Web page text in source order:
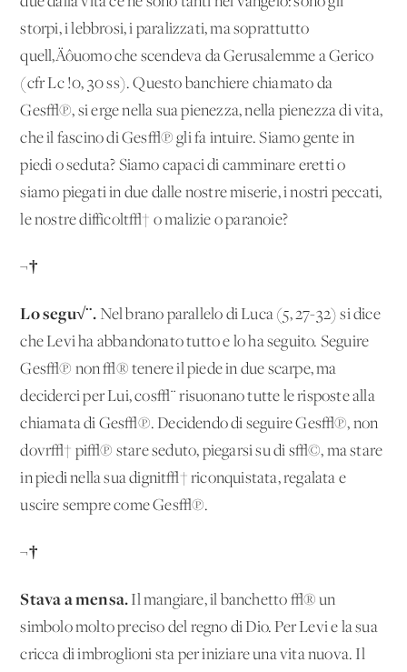
storpi, i lebbrosi, i paralizzati, ma soprattutto
quell‚Äôuomo che scendeva da Gerusalemme a Gerico
(cfr Lc !0, 30 ss). Questo banchiere chiamato da
Ges√π, si erge nella sua pienezza, nella pienezza di vita,
che il fascino di Ges√π gli fa intuire. Siamo gente in
piedi o seduta? Siamo capaci di camminare eretti o
siamo piegati in due dalle nostre miserie, i nostri peccati,
le nostre difficolt√† o malizie o paranoie?
¬†
Lo segu√¨. Nel brano parallelo di Luca (5, 27-32) si dice
che Levi ha abbandonato tutto e lo ha seguito. Seguire
Ges√π non √® tenere il piede in due scarpe, ma
deciderci per Lui, cos√¨ risuonano tutte le risposte alla
chiamata di Ges√π. Decidendo di seguire Ges√π, non
dovr√† pi√π stare seduto, piegarsi su di s√©, ma stare
in piedi nella sua dignit√† riconquistata, regalata e
uscire sempre come Ges√π.
¬†
Stava a mensa. Il mangiare, il banchetto √® un
simbolo molto preciso del regno di Dio. Per Levi e la sua
cricca di imbroglioni sta per iniziare una vita nuova. Il